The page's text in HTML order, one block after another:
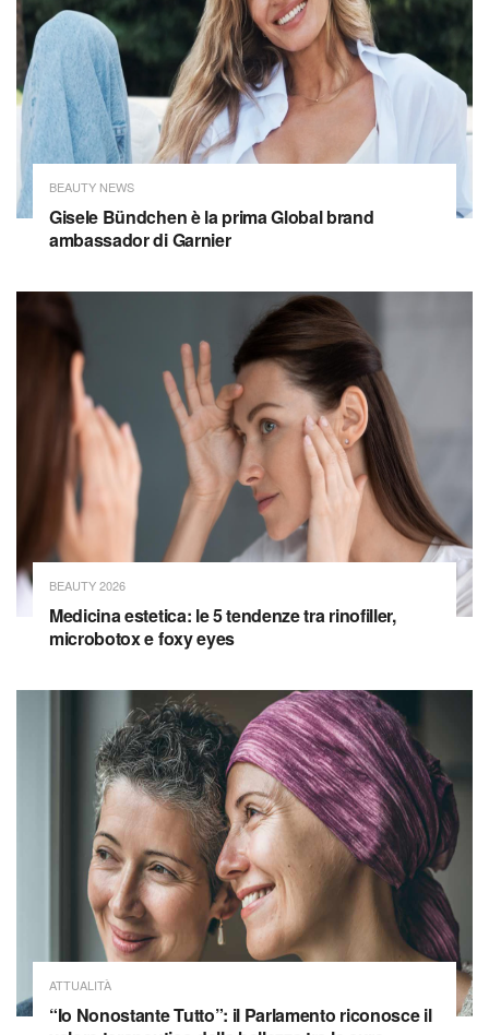
BEAUTY NEWS
Gisele Bündchen è la prima Global brand
ambassador di Garnier
BEAUTY 2026
Medicina estetica: le 5 tendenze tra rinofiller,
microbotox e foxy eyes
ATTUALITÀ
“Io Nonostante Tutto”: il Parlamento riconosce il